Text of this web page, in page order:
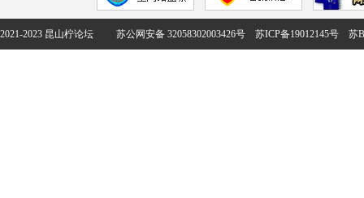
2021-2023 昆山柠论坛 苏公网安备 32058302003426号 苏ICP备19012145号 苏